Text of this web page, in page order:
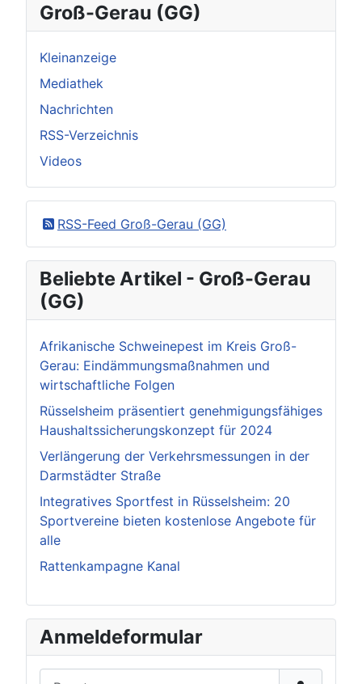
Groß-Gerau (GG)
Kleinanzeige
Mediathek
Nachrichten
RSS-Verzeichnis
Videos
RSS-Feed Groß-Gerau (GG)
Beliebte Artikel - Groß-Gerau
(GG)
Afrikanische Schweinepest im Kreis Groß-
Gerau: Eindämmungsmaßnahmen und
wirtschaftliche Folgen
Rüsselsheim präsentiert genehmigungsfähiges
Haushaltssicherungskonzept für 2024
Verlängerung der Verkehrsmessungen in der
Darmstädter Straße
Integratives Sportfest in Rüsselsheim: 20
Sportvereine bieten kostenlose Angebote für
alle
Rattenkampagne Kanal
Anmeldeformular